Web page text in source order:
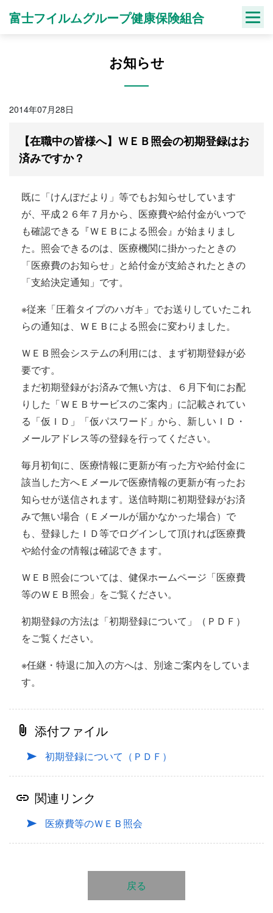
富士フイルムグループ健康保険組合
お知らせ
2014年07月28日
【在職中の皆様へ】ＷＥＢ照会の初期登録はお
済みですか？
既に「けんぽだより」等でもお知らせしています
が、平成２６年７月から、医療費や給付金がいつで
も確認できる『ＷＥＢによる照会』が始まりまし
た。照会できるのは、医療機関に掛かったときの
「医療費のお知らせ」と給付金が支給されたときの
「支給決定通知」です。
※従来「圧着タイプのハガキ」でお送りしていたこれ
らの通知は、ＷＥＢによる照会に変わりました。
ＷＥＢ照会システムの利用には、まず初期登録が必
要です。
まだ初期登録がお済みで無い方は、６月下旬にお配
りした「ＷＥＢサービスのご案内」に記載されてい
る「仮ＩＤ」「仮パスワード」から、新しいＩＤ・
メールアドレス等の登録を行ってください。
毎月初旬に、医療情報に更新が有った方や給付金に
該当した方へＥメールで医療情報の更新が有ったお
知らせが送信されます。送信時期に初期登録がお済
みで無い場合（Ｅメールが届かなかった場合）で
も、登録したＩＤ等でログインして頂ければ医療費
や給付金の情報は確認できます。
ＷＥＢ照会については、健保ホームページ「医療費
等のＷＥＢ照会」をご覧ください。
初期登録の方法は「初期登録について」（ＰＤＦ）
をご覧ください。
※任継・特退に加入の方へは、別途ご案内をしていま
す。
添付ファイル
初期登録について（ＰＤＦ）
関連リンク
医療費等のＷＥＢ照会
戻る